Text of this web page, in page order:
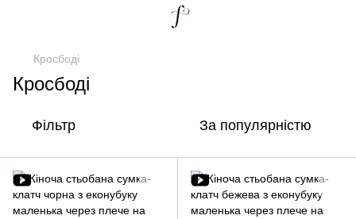
Кросбоді
Кросбоді
Фільтр За популярністю